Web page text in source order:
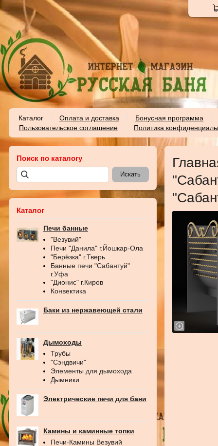
Каталог Оплата и доставка
Бонусная программа
Пользовательское соглашение
Политика
Поиск по каталогу
Каталог
Печи банные
"Везувий"
Печи "Данила" г.Йошкар-Ола
"Берёзка" г.Тверь
Банные печи "Сабантуй"
г.Уфа
"Дионис" г.Киров
Конвектика
Баки из нержавеющей стали
Дымоходы
Трубы
"Сэндвичи"
Элементы для дымохода
Дымники
Электрические печи для бани
Камины и каминные топки
Печи-Камины Везувий